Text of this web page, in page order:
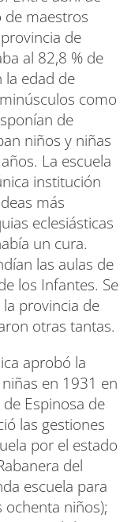
maestros
de
al 82,8 % de
la edad de
como
de
niños y niñas
La escuela
institución
más
eclesiásticas
un cura.
las aulas de
los Infantes. Se
provincia de
otras tantas.
aprobó la
en 1931 en
Espinosa de
las gestiones
por el estado
del
escuela para
niños);